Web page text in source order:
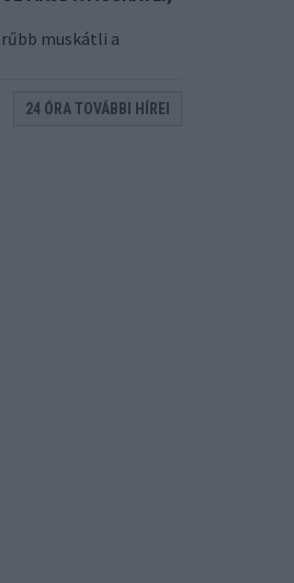
muskátli a
24 ÓRA TOVÁBBI HÍREI